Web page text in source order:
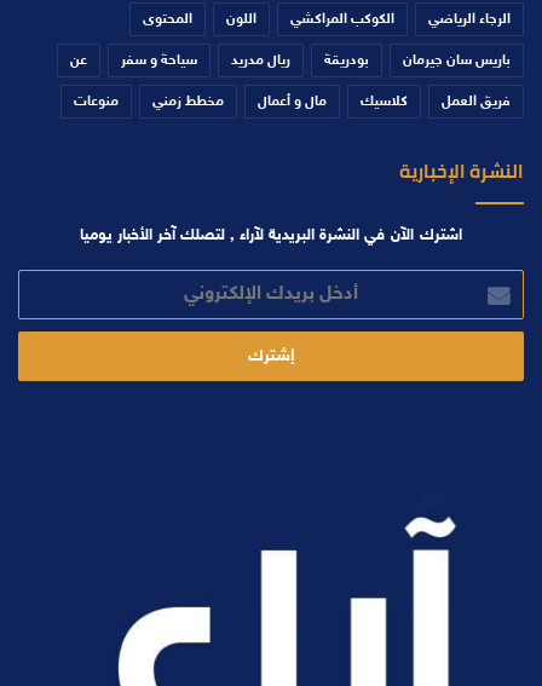
الرجاء الرياضي الكوكب المراكشي اللون المحتوى
باريس سان جيرمان بودريقة ريال مدريد سياحة و سفر عن
فريق العمل كلاسيك مال و أعمال مخطط زمني منوعات
النشرة الإخبارية
اشترك الآن في النشرة البريدية لآراء , لتصلك آخر الأخبار يوميا
بريدك
الإلكتروني